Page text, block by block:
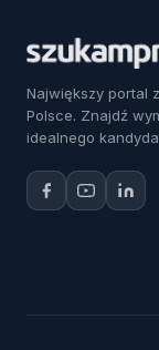
Największy portal
Polsce. Znajdź
idealnego